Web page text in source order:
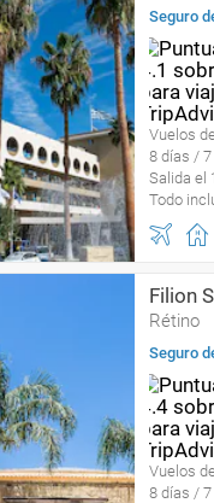
Seguro
Vuelos
8 días /
Salida el
Todo
Filion
Rétino
Seguro
Vuelos
8 días /